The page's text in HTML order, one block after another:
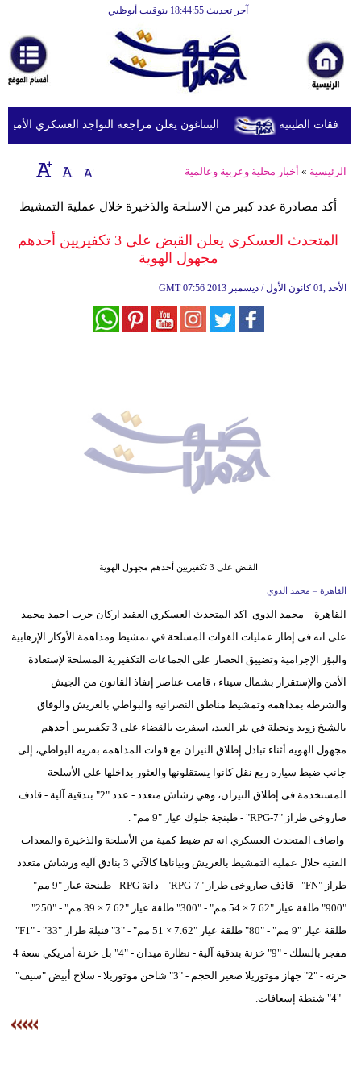
آخر تحديث 18:44:55 بتوقيت أبوظبي
أخبارعاجلة
رياضة
ثقافة
إقتصاد
أزياء
علوم
وتكنولوجيا
مدوَّنات
سيارات
البنتاغون يعلن مراجعة التواجد العسكري
الرئيسية » أخبار محلية وعربية وعالمية
أكد مصادرة عدد كبير من الاسلحة والذخيرة خلال عملية التمشيط
المتحدث العسكري يعلن القبض على 3 تكفيريين أحدهم
مجهول الهوية
GMT 07:56 2013 الأحد ,01 كانون الأول / ديسمبر
القبض على 3 تكفيريين أحدهم مجهول الهوية
القاهرة – محمد الدوي
القاهرة – محمد الدوي اكد المتحدث العسكري العقيد اركان حرب احمد محمد
على انه فى إطار عمليات القوات المسلحة في تمشيط ومداهمة الأوكار الإرهابية
والبؤر الإجرامية وتضييق الحصار على الجماعات التكفيرية المسلحة لإستعادة
الأمن والإستقرار بشمال سيناء ، قامت عناصر إنفاذ القانون من الجيش
والشرطة بمداهمة وتمشيط مناطق النصرانية والبواطي بالعريش والوفاق
بالشيخ زويد ونجيلة في بئر العبد، اسفرت بالقضاء على 3 تكفيريين أحدهم
مجهول الهوية أثناء تبادل إطلاق النيران مع قوات المداهمة بقرية البواطي، إلى
جانب ضبط سياره ربع نقل كانوا يستقلونها والعثور بداخلها على الأسلحة
المستخدمة فى إطلاق النيران، وهي رشاش متعدد - عدد "2" بندقية آلية - قاذف
صاروخي طراز "RPG-7" - طبنجة جلوك عيار "9 مم" .
واضاف المتحدث العسكري انه تم ضبط كمية من الأسلحة والذخيرة والمعدات
الفنية خلال عملية التمشيط بالعريش وبياناها كالآتي 3 بنادق آلية ورشاش متعدد
طراز "FN" - قاذف صاروخى طراز "RPG-7" - دانة RPG - طبنجة عيار "9 مم" -
"900" طلقة عيار "7.62 × 54 مم" - "300" طلقة عيار "7.62 × 39 مم" - "250"
طلقة عيار "9 مم" - "80" طلقة عيار "7.62 × 51 مم" - "3" قنبلة طراز "F1" - "33"
مفجر بالسلك - "9" خزنة بندقية آلية - نظارة ميدان - "4" بل خزنة أمريكي سعة 4
خزنة - "2" جهاز موتوريلا صغير الحجم - "3" شاحن موتوريلا - سلاح أبيض "سيف"
- "4" شنطة إسعافات.